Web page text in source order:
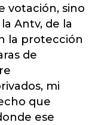
votación, sino
Antv, de la
la protección
de
mi
que
ese